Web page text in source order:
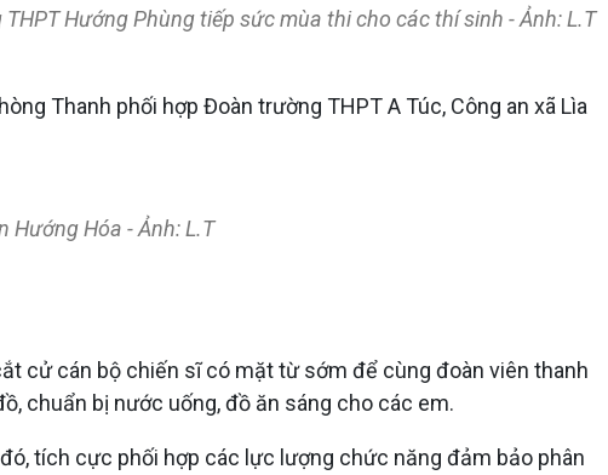
Hướng Phùng tiếp sức mùa thi cho các thí sinh - Ảnh: L.T
Thanh phối hợp Đoàn trường THPT A Túc, Công an xã Lìa
Hướng Hóa - Ảnh: L.T
cử cán bộ chiến sĩ có mặt từ sớm để cùng đoàn viên thanh
chuẩn bị nước uống, đồ ăn sáng cho các em.
tích cực phối hợp các lực lượng chức năng đảm bảo phân